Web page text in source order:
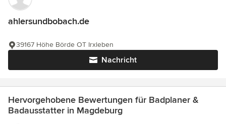
ahlersundbobach.de
Nachricht
39167 Höhe Börde OT Irxleben
Hervorgehobene Bewertungen für Badplaner &
Badausstatter in Magdeburg